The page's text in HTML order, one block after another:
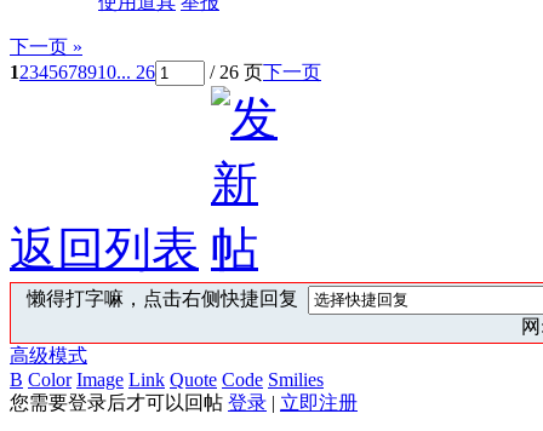
下一页 »
12345678910... 26 / 26 页下一页
返回列表
懒得打字嘛，点击右侧快捷回复
高级模式
B Color Image Link Quote Code Smilies
您需要登录后才可以回帖 登录 | 立即注册